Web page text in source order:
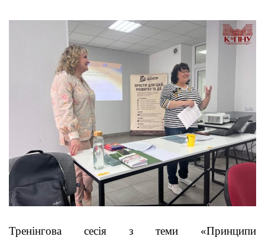
Тренінгова сесія з теми «Принципи